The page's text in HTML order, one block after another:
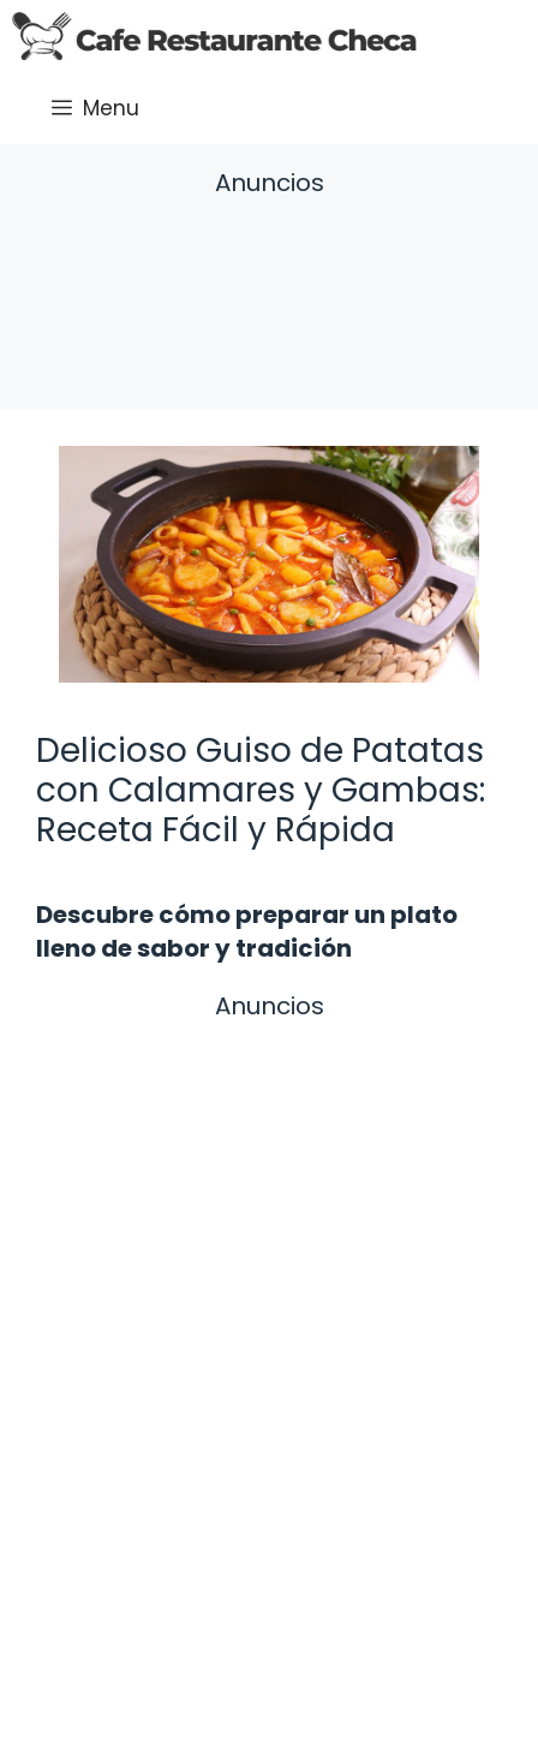
Saltar
al
Menu
Anuncios
Delicioso Guiso de Patatas
con Calamares y Gambas:
Receta Fácil y Rápida
Descubre cómo preparar un plato
lleno de sabor y tradición
Anuncios